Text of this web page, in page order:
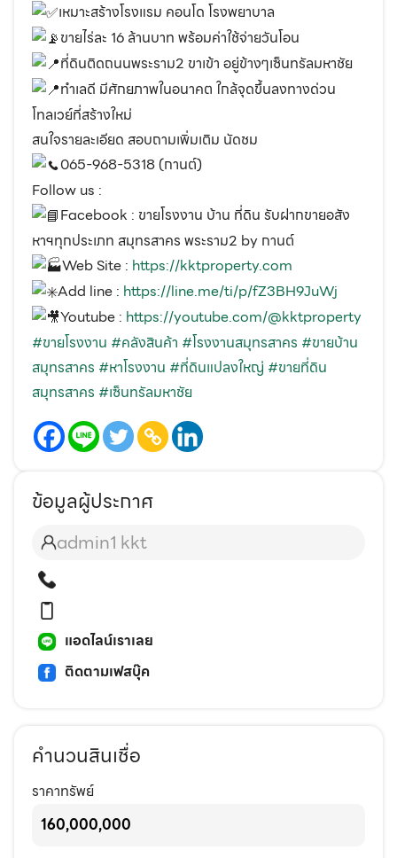
เหมาะสร้างโรงแรม คอนโด โรงพยาบาล
ขายไร่ละ 16 ล้านบาท พร้อมค่าใช้จ่ายวันโอน
ที่ดินติดถนนพระราม2 ขาเข้า อยู่ข้างๆเซ็นทรัลมหาชัย
ทำเลดี มีศักยภาพในอนาคต ใกล้จุดขึ้นลงทางด่วน
โทลเวย์ที่สร้างใหม่
สนใจรายละเอียด สอบถามเพิ่มเติม นัดชม
065-968-5318 (กานต์)
Follow us :
Facebook : ขายโรงงาน บ้าน ที่ดิน รับฝากขายอสัง
หาฯทุกประเภท สมุทรสาคร พระราม2 by กานต์
Web Site : https://kktproperty.com
Add line : https://line.me/ti/p/fZ3BH9JuWj
Youtube : https://youtube.com/@kktproperty
#ขายโรงงาน #คลังสินค้า #โรงงานสมุทรสาคร #ขายบ้าน
สมุทรสาคร #หาโรงงาน #ที่ดินแปลงใหญ่ #ขายที่ดิน
สมุทรสาคร #เซ็นทรัลมหาชัย
ข้อมูลผู้ประกาศ
admin1 kkt
แอดไลน์เราเลย
ติดตามเฟสบุ๊ค
คำนวนสินเชื่อ
ราคาทรัพย์